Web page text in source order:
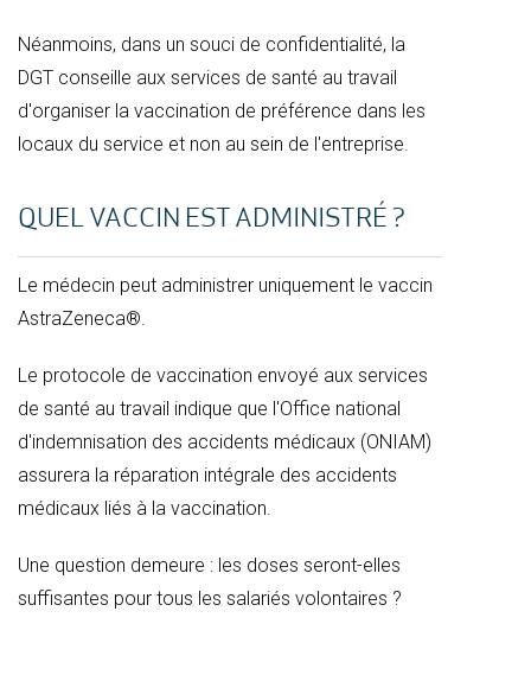
Néanmoins, dans un souci de confidentialité, la
DGT conseille aux services de santé au travail
d'organiser la vaccination de préférence dans les
locaux du service et non au sein de l'entreprise.
QUEL VACCIN EST ADMINISTRÉ ?
Le médecin peut administrer uniquement le vaccin
AstraZeneca®.
Le protocole de vaccination envoyé aux services
de santé au travail indique que l'Office national
d'indemnisation des accidents médicaux (ONIAM)
assurera la réparation intégrale des accidents
médicaux liés à la vaccination.
Une question demeure : les doses seront-elles
suffisantes pour tous les salariés volontaires ?